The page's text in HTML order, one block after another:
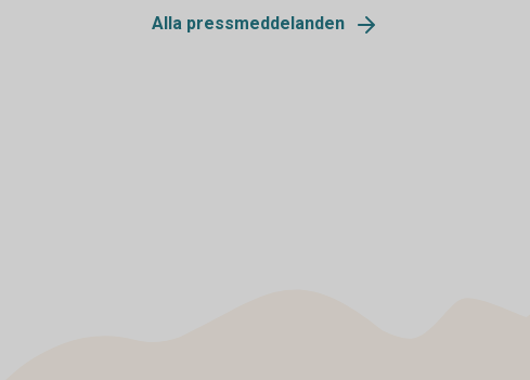
Alla pressmeddelanden